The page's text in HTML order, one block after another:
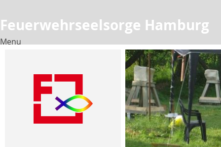
Feuerwehrseelsorge Hamburg
Menu